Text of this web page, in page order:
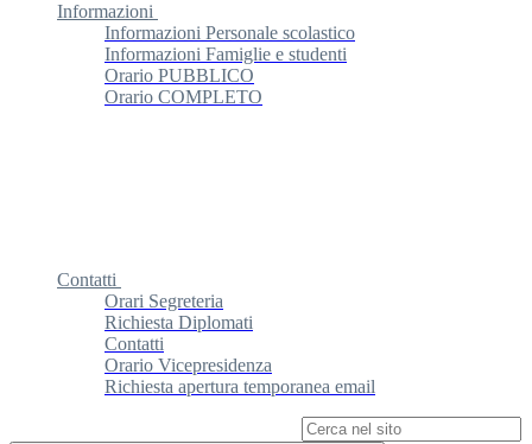
Informazioni
Informazioni Personale scolastico
Informazioni Famiglie e studenti
Orario PUBBLICO
Orario COMPLETO
Contatti
Orari Segreteria
Richiesta Diplomati
Contatti
Orario Vicepresidenza
Richiesta apertura temporanea email